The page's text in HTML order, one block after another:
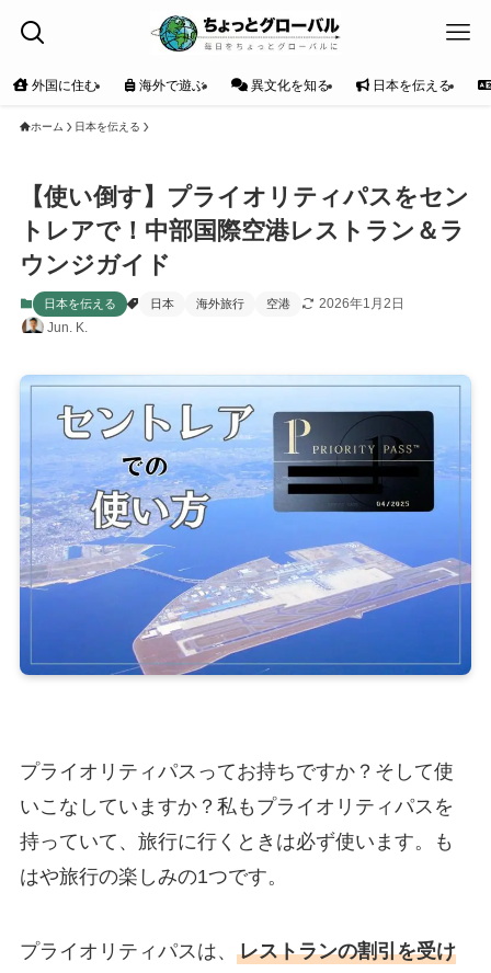
外国に住む 海外で遊ぶ 異文化を知る 日本を伝える
ホーム 日本を伝える
【使い倒す】プライオリティパスをセン
トレアで！中部国際空港レストラン＆ラ
ウンジガイド
日本を伝える 日本 海外旅行 空港
2026年1月2日
Jun. K.
プライオリティパスってお持ちですか？そして使
いこなしていますか？私もプライオリティパスを
持っていて、旅行に行くときは必ず使います。も
はや旅行の楽しみの1つです。
プライオリティパスは、 レストランの割引を受け